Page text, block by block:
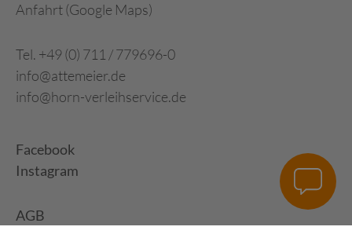
Anfahrt (Google Maps)
Tel. +49 (0) 711 / 779696-0
info@attemeier.de
info@horn-verleihservice.de
Facebook
Instagram
AGB